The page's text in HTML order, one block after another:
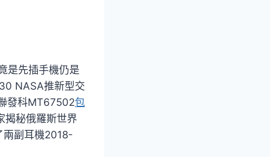
是先插手機仍是
NASA推新型交
發科MT67502包
秘俄羅斯世界
兩副耳機2018-